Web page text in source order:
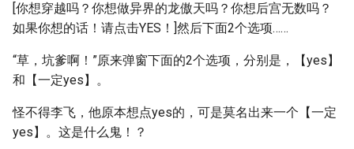
[你想穿越吗？你想做异界的龙傲天吗？你想后宫无数吗？
如果你想的话！请点击YES！]然后下面2个选项……
“草，坑爹啊！”原来弹窗下面的2个选项，分别是，【yes】
和【一定yes】。
怪不得李飞，他原本想点yes的，可是莫名出来一个【一定
yes】。这是什么鬼！？